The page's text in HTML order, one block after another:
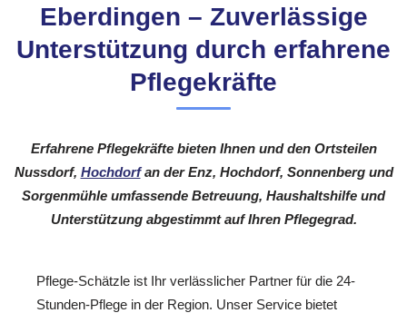
Eberdingen – Zuverlässige
Unterstützung durch erfahrene
Pflegekräfte
Erfahrene Pflegekräfte bieten Ihnen und den Ortsteilen
Nussdorf, Hochdorfan der Enz, Hochdorf, Sonnenberg und
Sorgenmühle umfassende Betreuung, Haushaltshilfe und
Unterstützung abgestimmt auf Ihren Pflegegrad.
Pflege-Schätzle ist Ihr verlässlicher Partner für die 24-
Stunden-Pflege in der Region. Unser Service bietet